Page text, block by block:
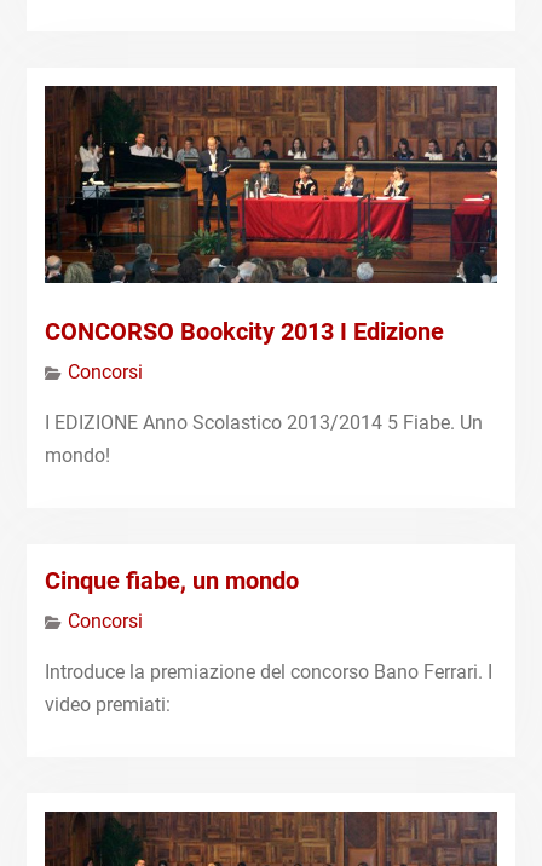
CONCORSO Bookcity 2013 I Edizione
Concorsi
I EDIZIONE Anno Scolastico 2013/2014 5 Fiabe. Un
mondo!
Cinque fiabe, un mondo
Concorsi
Introduce la premiazione del concorso Bano Ferrari. I
video premiati: